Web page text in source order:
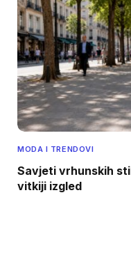
MODA I TRENDOVI
Savjeti vrhunskih
vitkiji izgled